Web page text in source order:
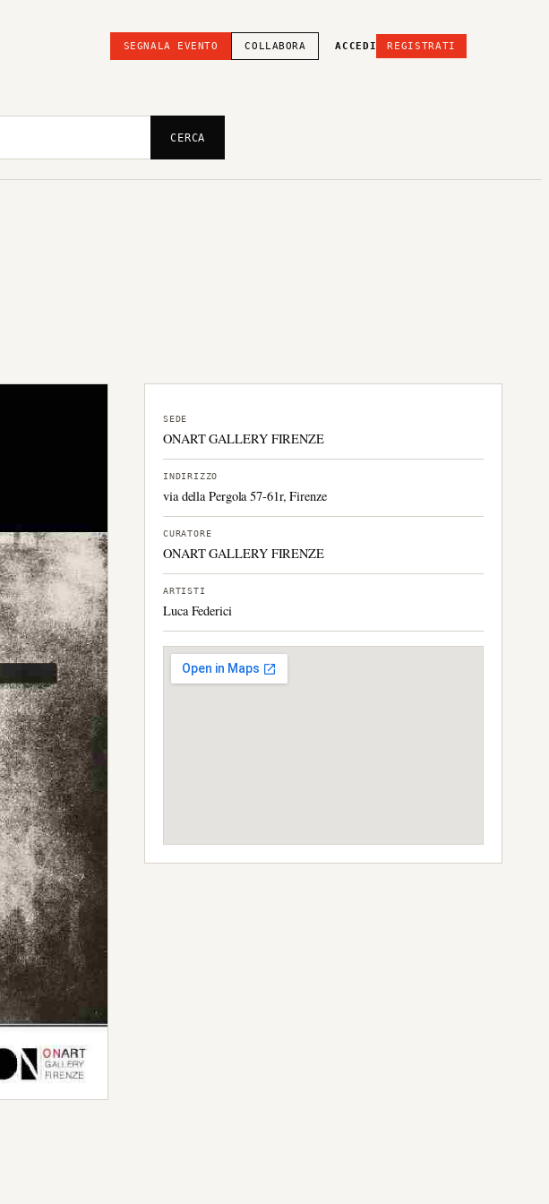
SEGNALA EVENTO COLLABORA ACCEDI REGISTRATI
CERCA
SEDE
ONART GALLERY FIRENZE
INDIRIZZO
via della Pergola 57-61r, Firenze
CURATORE
ONART GALLERY FIRENZE
ARTISTI
Luca Federici